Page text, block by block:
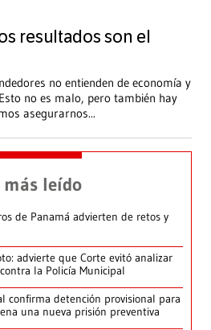
resultados son el
no entienden de economía y
no es malo, pero también hay
asegurarnos...
más leído
de Panamá advierten de retos y
advierte que Corte evitó analizar
la Policía Municipal
confirma detención provisional para
una nueva prisión preventiva